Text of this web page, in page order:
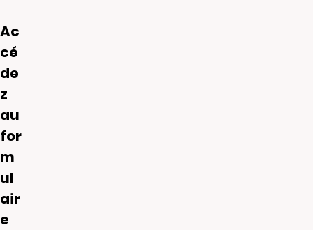
Ac
cé
de
z
au
for
m
ul
air
e